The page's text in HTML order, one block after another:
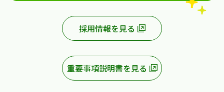
採用情報を見る
重要事項説明書を見る